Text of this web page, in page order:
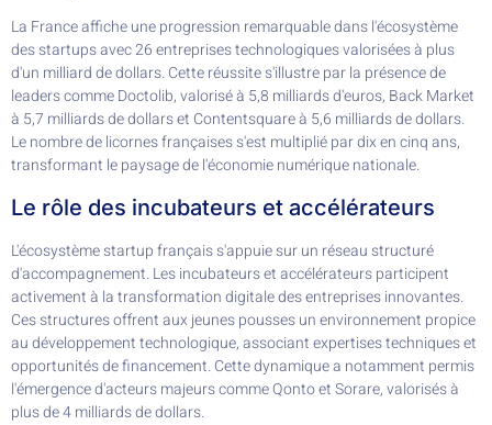
La France affiche une progression remarquable dans l'écosystème
des startups avec 26 entreprises technologiques valorisées à plus
d'un milliard de dollars. Cette réussite s'illustre par la présence de
leaders comme Doctolib, valorisé à 5,8 milliards d'euros, Back Market
à 5,7 milliards de dollars et Contentsquare à 5,6 milliards de dollars.
Le nombre de licornes françaises s'est multiplié par dix en cinq ans,
transformant le paysage de l'économie numérique nationale.
Le rôle des incubateurs et accélérateurs
L'écosystème startup français s'appuie sur un réseau structuré
d'accompagnement. Les incubateurs et accélérateurs participent
activement à la transformation digitale des entreprises innovantes.
Ces structures offrent aux jeunes pousses un environnement propice
au développement technologique, associant expertises techniques et
opportunités de financement. Cette dynamique a notamment permis
l'émergence d'acteurs majeurs comme Qonto et Sorare, valorisés à
plus de 4 milliards de dollars.